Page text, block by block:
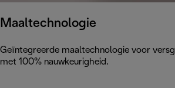
Maaltechnologie
Geïntegreerde maaltechnologie voor
met 100% nauwkeurigheid.